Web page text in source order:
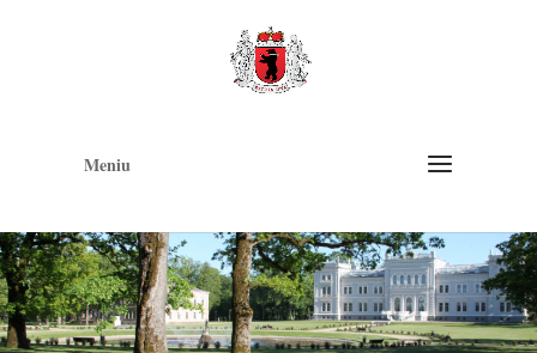
Meniu